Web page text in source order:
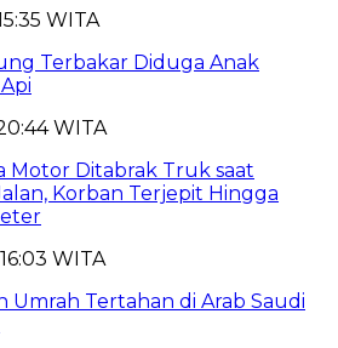
WITA
Terbakar Diduga Anak
WITA
Motor Ditabrak Truk saat
Korban Terjepit Hingga
WITA
Umrah Tertahan di Arab Saudi